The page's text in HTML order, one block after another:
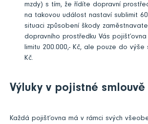
mzdy) s tím, že řídíte dopravní
na takovou událost nastaví sublimit
situaci způsobení škody
dopravního prostředku Vás
limitu 200.000,- Kč, ale pouze do výše
Kč.
Výluky v pojistné smlouvě
Každá pojišťovna má v rámci svých